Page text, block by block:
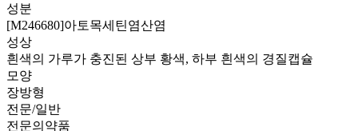
성분
[M246680]아토목세틴염산염
성상
흰색의 가루가 충진된 상부 황색, 하부 흰색의 경질캡슐
모양
장방형
전문/일반
전문의약품